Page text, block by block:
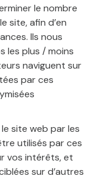
le nombre
site, afin d’en
Ils nous
les plus / moins
naviguent sur
par ces
site web par les
utilisés par ces
vos intérêts, et
sur d’autres